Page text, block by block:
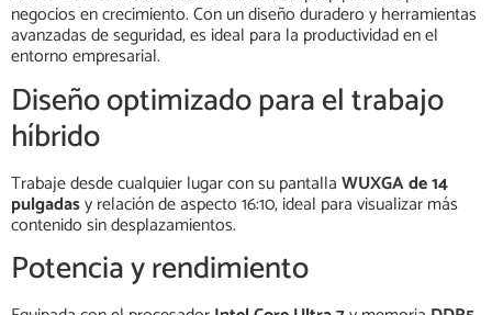
negocios en crecimiento. Con un diseño duradero y herramientas
avanzadas de seguridad, es ideal para la productividad en el
entorno empresarial.
Diseño optimizado para el trabajo
híbrido
Trabaje desde cualquier lugar con su pantallaWUXGA de 14
pulgadasy relación de aspecto 16:10, ideal para visualizar más
contenido sin desplazamientos.
Potencia y rendimiento